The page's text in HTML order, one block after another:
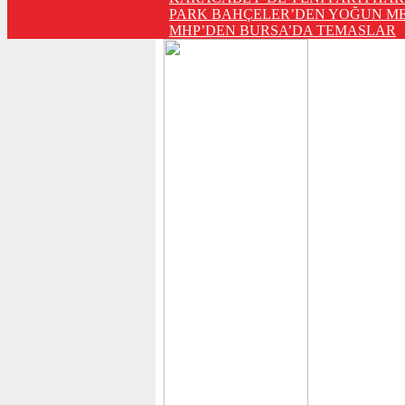
PARK BAHÇELER’DEN YOĞUN
MHP’DEN BURSA’DA TEMASLAR